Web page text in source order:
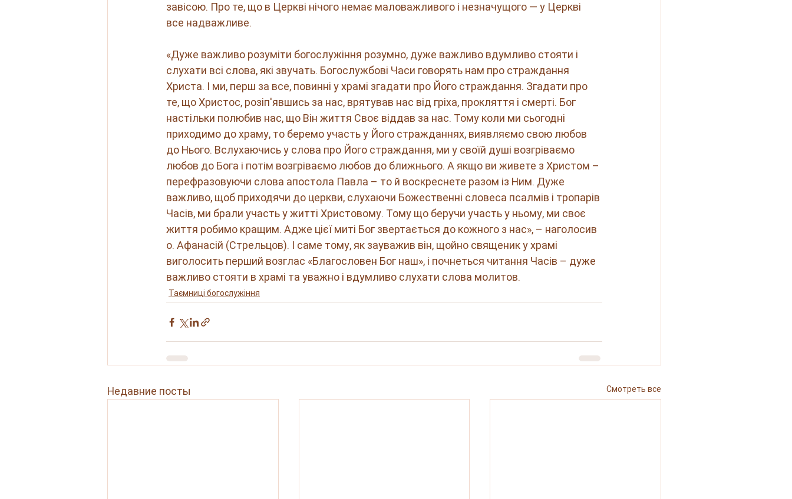
завісою. Про те, що в Церкві нічого немає маловажливого і незначущого — у Церкві
все надважливе.
«Дуже важливо розуміти богослужіння розумно, дуже важливо вдумливо стояти і
слухати всі слова, які звучать. Богослужбові Часи говорять нам про страждання
Христа. І ми, перш за все, повинні у храмі згадати про Його страждання. Згадати про
те, що Христос, розіп'явшись за нас, врятував нас від гріха, прокляття і смерті. Бог
настільки полюбив нас, що Він життя Своє віддав за нас. Тому коли ми сьогодні
приходимо до храму, то беремо участь у Його стражданнях, виявляємо свою любов
до Нього. Вслухаючись у слова про Його страждання, ми у своїй душі возгріваємо
любов до Бога і потім возгріваємо любов до ближнього. А якщо ви живете з Христом –
перефразовуючи слова апостола Павла – то й воскреснете разом із Ним. Дуже
важливо, щоб приходячи до церкви, слухаючи Божественні словеса псалмів і тропарів
Часів, ми брали участь у житті Христовому. Тому що беручи участь у ньому, ми своє
життя робимо кращим. Адже цієї миті Бог звертається до кожного з нас», – наголосив
о. Афанасій (Стрельцов). І саме тому, як зауважив він, щойно священик у храмі
виголосить перший возглас «Благословен Бог наш», і почнеться читання Часів – дуже
важливо стояти в храмі та уважно і вдумливо слухати слова молитов.
Таємниці богослужіння
Недавние посты Смотреть все